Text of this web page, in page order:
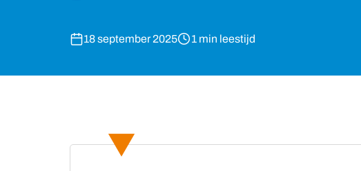
18 september 2025 1 min leestijd